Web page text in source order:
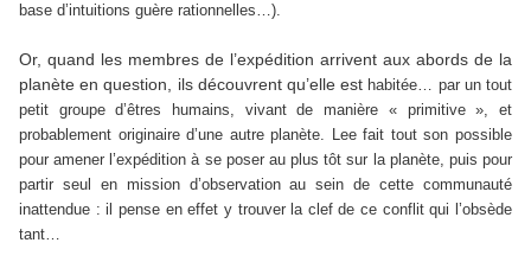
base d’intuitions guère rationnelles…).
Or, quand les membres de l’expédition arrivent aux abords de la
planète en question, ils découvrent qu’elle est habitée… par un tout
petit groupe d’êtres humains, vivant de manière « primitive », et
probablement originaire d’une autre planète. Lee fait tout son possible
pour amener l’expédition à se poser au plus tôt sur la planète, puis pour
partir seul en mission d’observation au sein de cette communauté
inattendue : il pense en effet y trouver la clef de ce conflit qui l’obsède
tant…